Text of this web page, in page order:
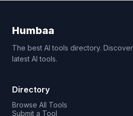
Humbaa
The best AI tools directory.
latest AI tools.
Directory
Browse All Tools
Submit a Tool